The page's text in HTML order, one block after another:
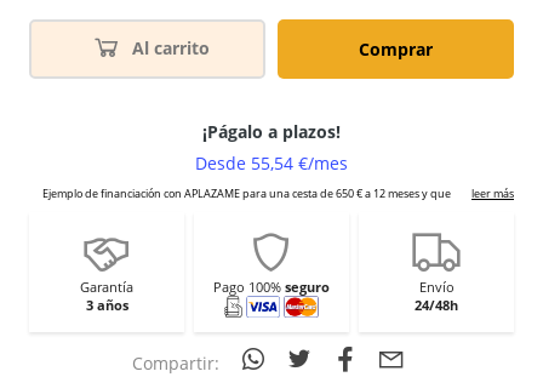
Al carrito Comprar
Garantía
3 años
Pago 100% seguro
Envío
24/48h
Compartir: